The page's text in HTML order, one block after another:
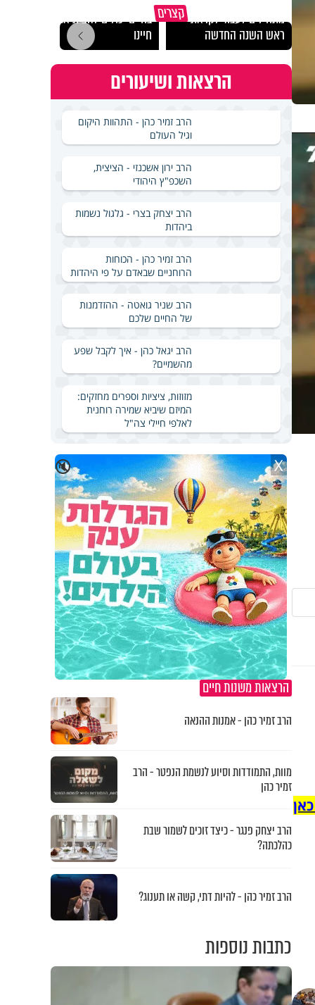
קצרים מתחילים לעבוד לקראת
ראש השנה החדשה
בחיים יכולים להצית את
חיינו
הרצאות ושיעורים
הרב זמיר כהן - התהוות היקום
וגיל העולם
הרב ירון אשכנזי - הציצית,
השכפ"ץ היהודי
הרב יצחק בצרי - גלגול נשמות
ביהדות
הרב זמיר כהן - הכוחות
הרוחניים שבאדם על פי היהדות
הרב שניר גואטה - ההזדמנות
של החיים שלכם
הרב יגאל כהן - איך לקבל שפע
מהשמיים?
מזוזות, ציציות וספרים מחזקים:
המיזם שיביא שמירה רוחנית
לאלפי חיילי צה"ל
🔇 X
הרצאות משנות חיים
הרב זמיר כהן - אמנות ההנאה
מוות, התמודדות וסיוע לנשמת הנפטר - הרב
זמיר כהן
הרב יצחק פנגר - כיצד זוכים לשמור שבת
כהלכתה?
הרב זמיר כהן - להיות דתי, קשה או תענוג?
כתבות נוספות